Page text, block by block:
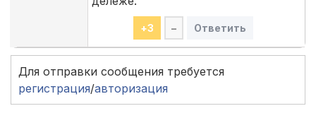
+3 – Ответить
Для отправки сообщения требуется
регистрация/авторизация